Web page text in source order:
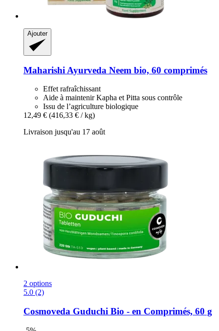
Ajouter
Maharishi Ayurveda Neem bio, 60 comprimés
Effet rafraîchissant
Aide à maintenir Kapha et Pitta sous contrôle
Issu de l’agriculture biologique
12,49 € (416,33 € / kg)
Livraison jusqu'au 17 août
2 options
5.0 (2)
Cosmoveda Guduchi Bio -​ en Comprimés, 60 g